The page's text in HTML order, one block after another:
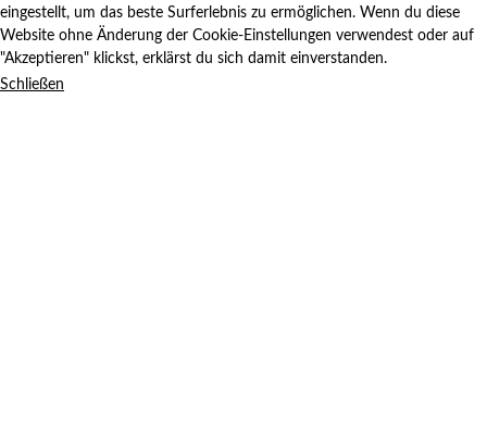
eingestellt, um das beste Surferlebnis zu ermöglichen. Wenn du diese
Website ohne Änderung der Cookie-Einstellungen verwendest oder auf
"Akzeptieren" klickst, erklärst du sich damit einverstanden.
Schließen